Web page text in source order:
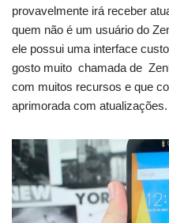
provavelmente irá receber
quem não é um usuário do
ele possui uma interface
gosto muito chamada de
com muitos recursos e que
aprimorada com atualizações.